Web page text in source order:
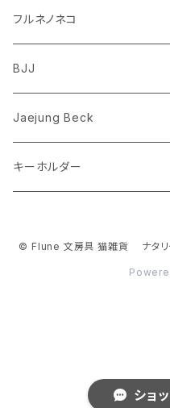
ショ
ポメラニアン
コーギー
クマ
ゾウ
トリ
ミッフィー
Richard Scarry (リチャード・
おぱんちゅうさぎ/んぽちゃむ
フルネノネコ
BJJ
Jaejung Beck
キーホルダー
© Flune 文房具 猫雑貨 ナタリ